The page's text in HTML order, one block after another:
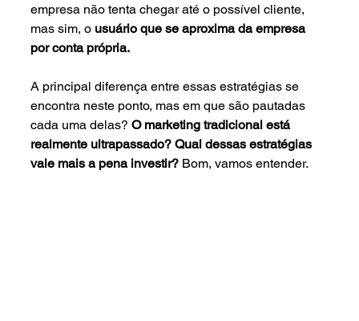
empresa não tenta chegar até o possível cliente,
mas sim, o usuário que se aproxima da empresa
por conta própria.
A principal diferença entre essas estratégias se
encontra neste ponto, mas em que são pautadas
cada uma delas? O marketing tradicional está
realmente ultrapassado? Qual dessas estratégias
vale mais a pena investir? Bom, vamos entender.